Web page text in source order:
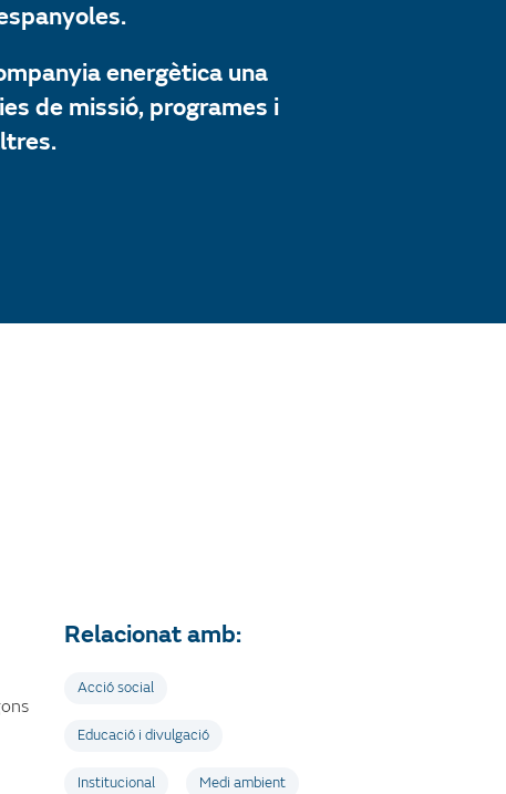
energètica una
de missió, programes i
Relacionat amb:
Acció social
Educació i divulgació
Institucional Medi ambient